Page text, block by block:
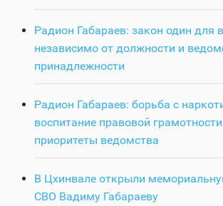
Радион Габараев: закон один для
независимо от должности и
принадлежности
Радион Габараев: борьба с
воспитание правовой
приоритеты ведомства
В Цхинвале открыли
СВО Вадиму Габараеву